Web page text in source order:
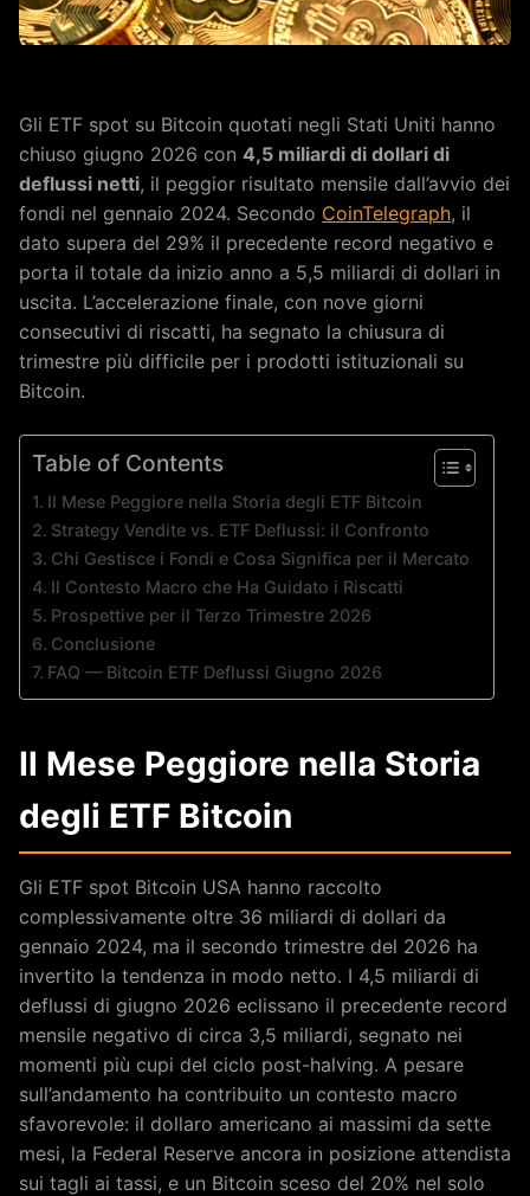
Gli ETF spot su Bitcoin quotati negli Stati Uniti hanno
chiuso giugno 2026 con 4,5 miliardi di dollari di
deflussi netti, il peggior risultato mensile dall’avvio dei
fondi nel gennaio 2024. Secondo CoinTelegraph, il
dato supera del 29% il precedente record negativo e
porta il totale da inizio anno a 5,5 miliardi di dollari in
uscita. L’accelerazione finale, con nove giorni
consecutivi di riscatti, ha segnato la chiusura di
trimestre più difficile per i prodotti istituzionali su
Bitcoin.
Table of Contents
Il Mese Peggiore nella Storia degli ETF Bitcoin
Strategy Vendite vs. ETF Deflussi: il Confronto
Chi Gestisce i Fondi e Cosa Significa per il Mercato
Il Contesto Macro che Ha Guidato i Riscatti
Prospettive per il Terzo Trimestre 2026
Conclusione
FAQ — Bitcoin ETF Deflussi Giugno 2026
Il Mese Peggiore nella Storia
degli ETF Bitcoin
Gli ETF spot Bitcoin USA hanno raccolto
complessivamente oltre 36 miliardi di dollari da
gennaio 2024, ma il secondo trimestre del 2026 ha
invertito la tendenza in modo netto. I 4,5 miliardi di
deflussi di giugno 2026 eclissano il precedente record
mensile negativo di circa 3,5 miliardi, segnato nei
momenti più cupi del ciclo post-halving. A pesare
sull’andamento ha contribuito un contesto macro
sfavorevole: il dollaro americano ai massimi da sette
mesi, la Federal Reserve ancora in posizione attendista
sui tagli ai tassi, e un Bitcoin sceso del 20% nel solo